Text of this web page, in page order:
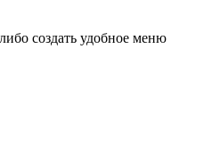
создать удобное меню